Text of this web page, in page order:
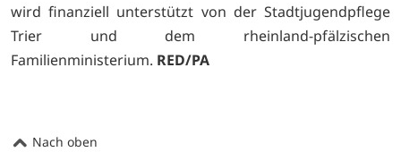
wird finanziell unterstützt von der Stadtjugendpflege
Trier und dem rheinland-pfälzischen
Familienministerium. RED/PA
Nach oben